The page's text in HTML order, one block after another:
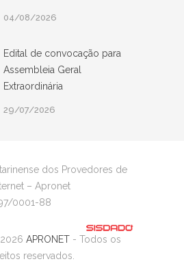
04/08/2026
Edital de convocação para
Assembleia Geral
Extraordinária
29/07/2026
dos Provedores de
– Apronet
0001-88
APRONET- Todos os
reservados.